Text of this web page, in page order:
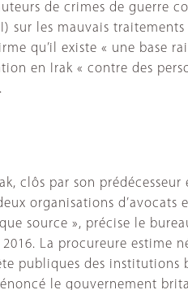
de crimes de guerre
sur les mauvais
qu’il existe « une base
en Irak « contre des
clôs par son prédécesseur
organisations d’avocats
source », précise le
La procureure estime
publiques des
le gouvernement